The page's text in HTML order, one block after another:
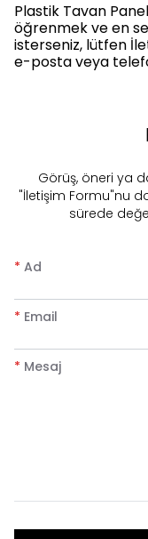
Plastik Tavan
öğrenmek ve en
isterseniz, lütfen
e-posta veya
​Görüş, öneri ya
"İletişim Formu"nu
sürede
* Ad
* Email
* Mesaj